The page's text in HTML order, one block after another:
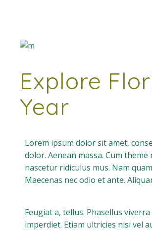
Explore
Year
Lorem ipsum dolor sit amet,
dolor. Aenean massa. Cum
nascetur ridiculus mus. Nam
Maecenas nec odio et ante.
Feugiat a, tellus. Phasellus
imperdiet. Etiam ultricies nisi vel